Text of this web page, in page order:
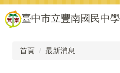
跳
到
主
臺中市立豐南國民中學
首頁 最新消息